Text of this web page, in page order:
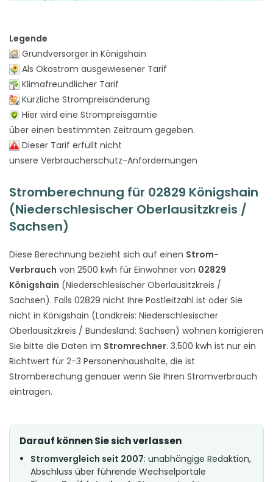
Legende
Grundversorger in Königshain
Als Ökostrom ausgewiesener Tarif
Klimafreundlicher Tarif
Kürzliche Strompreisänderung
Hier wird eine Strompreisgarntie
über einen bestimmten Zeitraum gegeben.
Dieser Tarif erfüllt nicht
unsere Verbraucherschutz-Anfordernungen
Stromberechnung für 02829 Königshain
(Niederschlesischer Oberlausitzkreis /
Sachsen)
Diese Berechnung bezieht sich auf einen Strom-
Verbrauch von 2500 kwh für Einwohner von 02829
Königshain (Niederschlesischer Oberlausitzkreis /
Sachsen). Falls 02829 nicht Ihre Postleitzahl ist oder Sie
nicht in Königshain (Landkreis: Niederschlesischer
Oberlausitzkreis / Bundesland: Sachsen) wohnen korrigieren
Sie bitte die Daten im Stromrechner. 3.500 kwh ist nur ein
Richtwert für 2-3 Personenhaushalte, die ist
Stromberechung genauer wenn Sie Ihren Stromverbrauch
eintragen.
Darauf können Sie sich verlassen
Stromvergleich seit 2007: unabhängige Redaktion,
Abschluss über führende Wechselportale